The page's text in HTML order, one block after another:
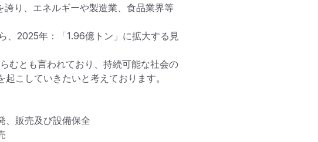
誇り、エネルギーや製造業、食品業界等
、2025年：「1.96億トン」に拡大する見
むとも言われており、持続可能な社会の
こしていきたいと考えております。
、販売及び設備保全